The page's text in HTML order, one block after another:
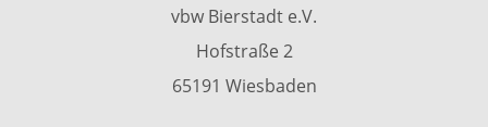
vbw Bierstadt e.V.
Hofstraße 2
65191 Wiesbaden